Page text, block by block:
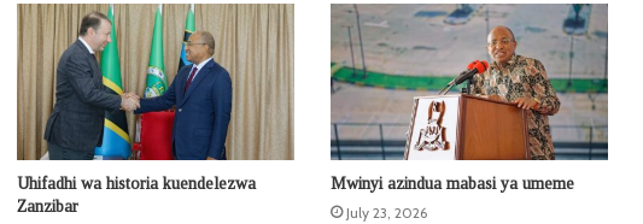
Uhifadhi wa historia kuendelezwa
Zanzibar
Mwinyi azindua mabasi ya umeme
July 23, 2026